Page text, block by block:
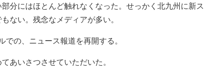
分にはほとんど触れなくなった。せっかく北九州に新ス
ない。残念なメディアが多い。
の、ニュース報道を再開する。
あいさつさせていただいた。